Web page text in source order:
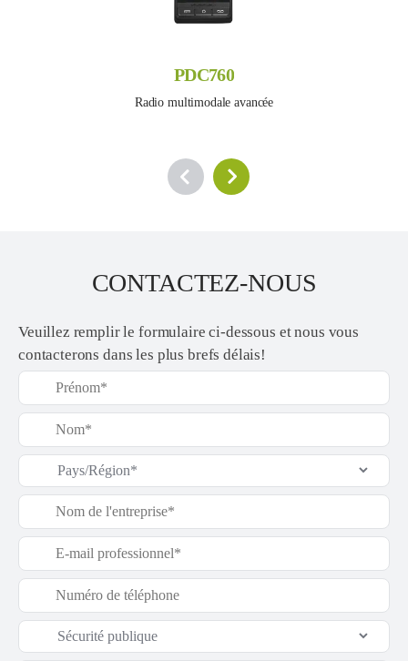
PDC760
Radio multimodale avancée
CONTACTEZ-NOUS
Veuillez remplir le formulaire ci-dessous et nous vous
contacterons dans les plus brefs délais!